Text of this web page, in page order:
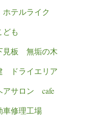
ホテルライク
ども
見板
無垢の木
ドライエリア
アサロン
cafe
車修理工場